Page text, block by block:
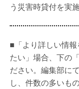
う災害時貸付を実施
■「より詳しい情
たい」場合、下の
ださい。編集部に
し、件数の多いも